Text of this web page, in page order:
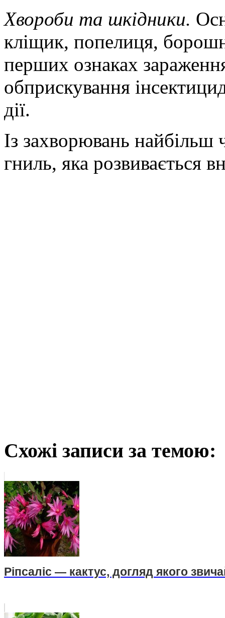
Хвороби та шкідники.
кліщик, попелиця,
перших ознаках
обприскування
дії.
Із захворювань найбільш
гниль, яка розвивається
Схожі записи за темою:
Ріпсаліс — кактус, догляд якого